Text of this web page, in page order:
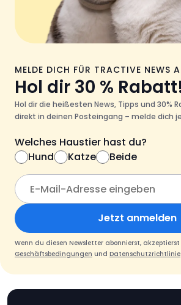
MELDE DICH FÜR TRACTIVE NEWS
Hol dir 30 %
Hol dir die heißesten News, Tipps und 30%
direkt in deinen Posteingang – melde dich
Welches Haustier hast du?
Hund
Katze Beide
Jetzt anmelden
Wenn du diesen Newsletter abonnierst,
Geschäftsbedingungen und Datenschutzrichtlinie